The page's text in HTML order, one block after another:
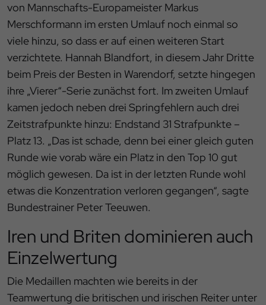
von Mannschafts-Europameister Markus
Merschformann im ersten Umlauf noch einmal so
viele hinzu, so dass er auf einen weiteren Start
verzichtete. Hannah Blandfort, in diesem Jahr Dritte
beim Preis der Besten in Warendorf, setzte hingegen
ihre „Vierer“-Serie zunächst fort. Im zweiten Umlauf
kamen jedoch neben drei Springfehlern auch drei
Zeitstrafpunkte hinzu: Endstand 31 Strafpunkte –
Platz 13. „Das ist schade, denn bei einer gleich guten
Runde wie vorab wäre ein Platz in den Top 10 gut
möglich gewesen. Da ist in der letzten Runde wohl
etwas die Konzentration verloren gegangen“, sagte
Bundestrainer Peter Teeuwen.
Iren und Briten dominieren auch
Einzelwertung
Die Medaillen machten wie bereits in der
Teamwertung die britischen und irischen Reiter unter